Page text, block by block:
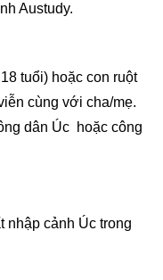
Austudy.
tuổi) hoặc con ruột
cùng với cha/mẹ.
dân Úc hoặc công
nhập cảnh Úc trong